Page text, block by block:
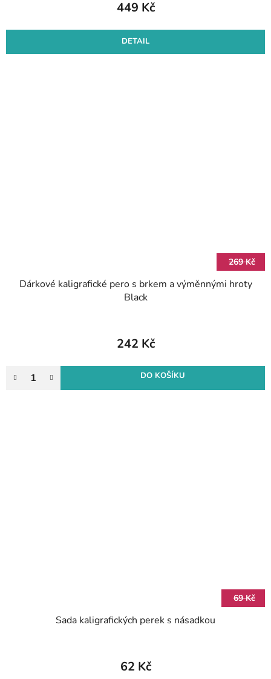
449 Kč
DETAIL
269 Kč
Dárkové kaligrafické pero s brkem a výměnnými hroty
Black
242 Kč
DO KOŠÍKU
69 Kč
Sada kaligrafických perek s násadkou
62 Kč